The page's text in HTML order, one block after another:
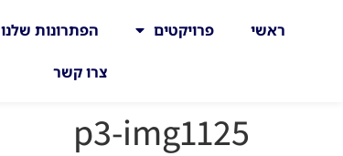
ראשי פרויקטים הפתרונות שלנו
צרו קשר
p3-img1125